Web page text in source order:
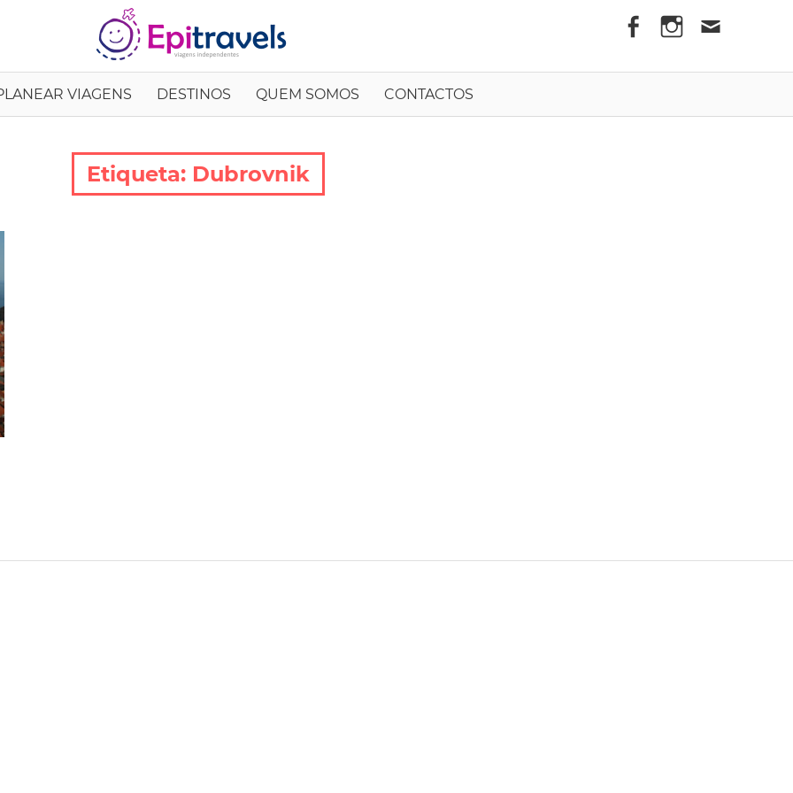
VIAGENS DESTINOS QUEM SOMOS CONTACTOS
Etiqueta: Dubrovnik